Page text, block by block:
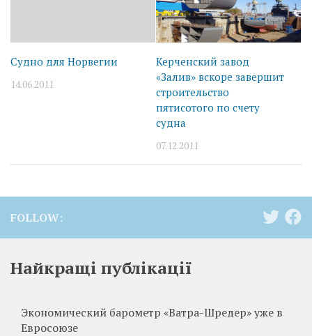
Судно для Норвегии
14.06.2011
Керченский завод
«Залив» вскоре завершит
строительство
пятисотого по счету
судна
07.12.2011
FOLLOW:
Найкращі публікації
Экономический барометр «Ватра-Шредер» уже в
Евросоюзе